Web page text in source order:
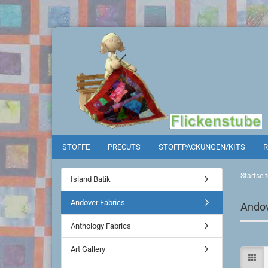
STOFFE PRECUTS STOFFPACKUNGEN/KITS
Island Batik
Andover Fabrics
Anthology Fabrics
Art Gallery